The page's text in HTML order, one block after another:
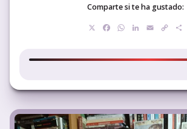
Comparte si te ha gustado:
Facebook
WhatsApp
LinkedIn
EmailCopy